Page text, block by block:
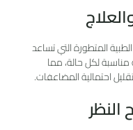
المتطورة التي تساعد
لكل حالة، مما
احتمالية المضاعفات.